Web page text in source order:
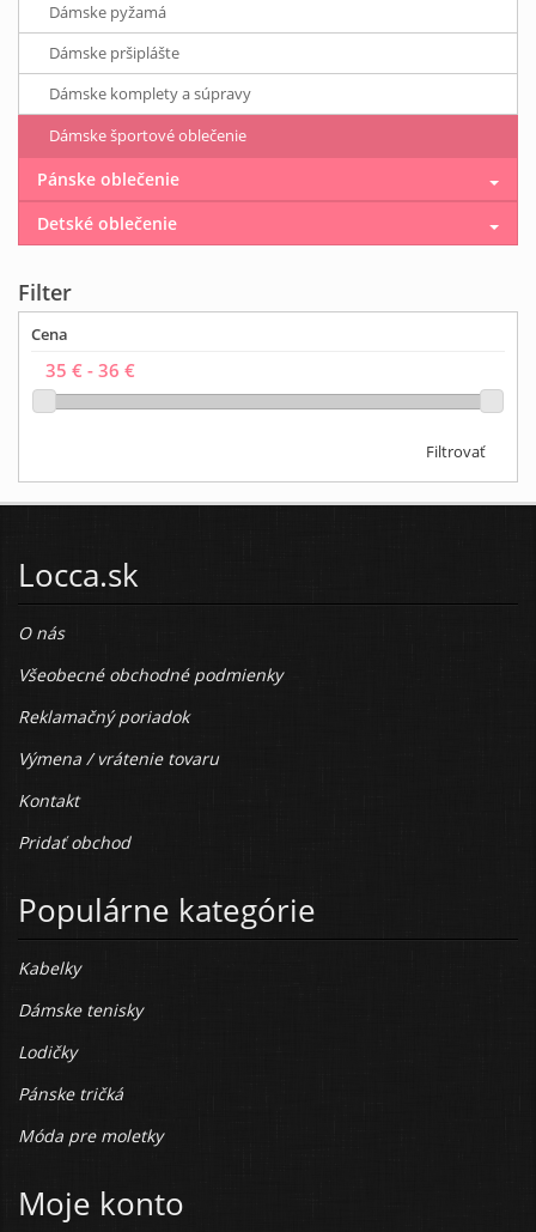
Dámske pyžamá
Dámske pršiplášte
Dámske komplety a súpravy
Dámske športové oblečenie
Pánske oblečenie
Detské oblečenie
Filter
Cena
Filtrovať
Locca.sk
O nás
Všeobecné obchodné podmienky
Reklamačný poriadok
Výmena / vrátenie tovaru
Kontakt
Pridať obchod
Populárne kategórie
Kabelky
Dámske tenisky
Lodičky
Pánske tričká
Móda pre moletky
Moje konto